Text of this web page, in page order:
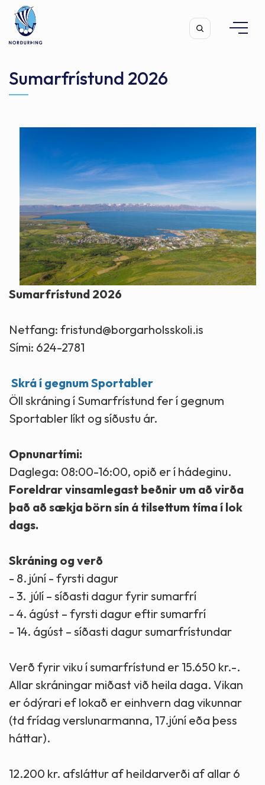
Sumarfrístund 2026
Sumarfrístund 2026
Netfang: fristund@borgarholsskoli.is
Sími: 624-2781
Skrá í gegnum Sportabler
Öll skráning í Sumarfrístund fer í gegnum
Sportabler líkt og síðustu ár.
Opnunartími:
Daglega: 08:00-16:00, opið er í hádeginu.
Foreldrar vinsamlegast beðnir um að virða
það að sækja börn sín á tilsettum tíma í lok
dags.
Skráning og verð
- 8. júní - fyrsti dagur
- 3. júlí – síðasti dagur fyrir sumarfrí
- 4. ágúst – fyrsti dagur eftir sumarfrí
- 14. ágúst – síðasti dagur sumarfrístundar
Verð fyrir viku í sumarfrístund er 15.650 kr.-.
Allar skráningar miðast við heila daga. Vikan
er ódýrari ef lokað er einhvern dag vikunnar
(td frídag verslunarmanna, 17.júní eða þess
háttar).
12.200 kr. afsláttur af heildarverði af allar 6